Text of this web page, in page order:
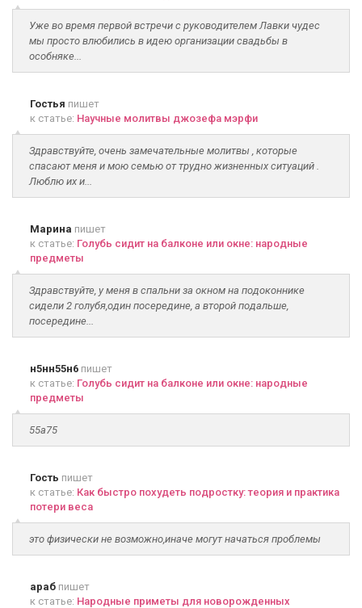
Уже во время первой встречи с руководителем Лавки чудес
мы просто влюбились в идею организации свадьбы в
особняке...
Гостья пишет
к статье: Научные молитвы джозефа мэрфи
Здравствуйте, очень замечательные молитвы , которые
спасают меня и мою семью от трудно жизненных ситуаций .
Люблю их и...
Марина пишет
к статье: Голубь сидит на балконе или окне: народные
предметы
Здравствуйте, у меня в спальни за окном на подоконнике
сидели 2 голубя,один посередине, а второй подальше,
посередине...
н5нн55н6 пишет
к статье: Голубь сидит на балконе или окне: народные
предметы
55а75
Гость пишет
к статье: Как быстро похудеть подростку: теория и практика
потери веса
это физически не возможно,иначе могут начаться проблемы
араб пишет
к статье: Народные приметы для новорожденных